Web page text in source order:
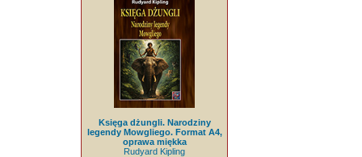
Księga dżungli. Narodziny
legendy Mowgliego. Format A4,
oprawa miękka
Rudyard Kipling